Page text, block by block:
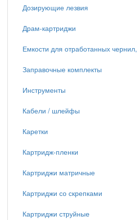
Дозирующие лезвия
Драм-картриджи
Емкости для отработанных чернил,
Заправочные комплекты
Инструменты
Кабели / шлейфы
Каретки
Картридж-пленки
Картриджи матричные
Картриджи со скрепками
Картриджи струйные